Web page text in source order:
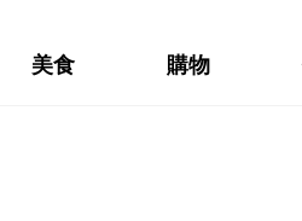
美食 購物